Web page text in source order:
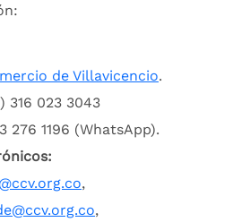
de Villavicencio.
316 023 3043
276 1196 (WhatsApp).
,
,